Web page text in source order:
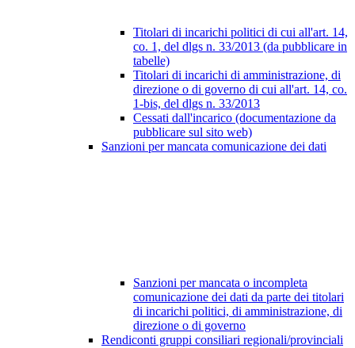
Titolari di incarichi politici di cui all'art. 14,
co. 1, del dlgs n. 33/2013 (da pubblicare in
tabelle)
Titolari di incarichi di amministrazione, di
direzione o di governo di cui all'art. 14, co.
1-bis, del dlgs n. 33/2013
Cessati dall'incarico (documentazione da
pubblicare sul sito web)
Sanzioni per mancata comunicazione dei dati
Sanzioni per mancata o incompleta
comunicazione dei dati da parte dei titolari
di incarichi politici, di amministrazione, di
direzione o di governo
Rendiconti gruppi consiliari regionali/provinciali